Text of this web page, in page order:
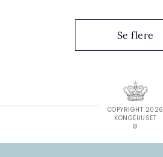
Se flere
COPYRIGHT 2026
KONGEHUSET
©